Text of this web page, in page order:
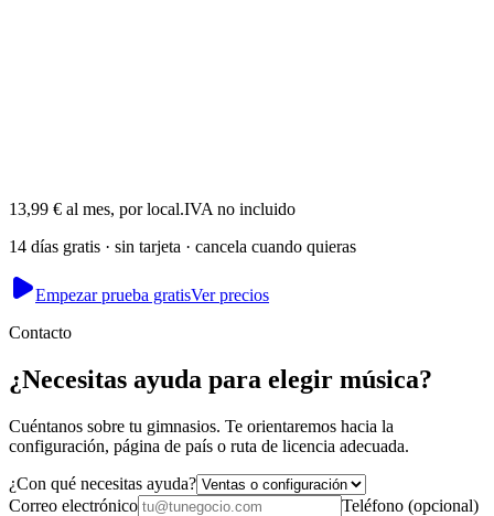
13,99 € al mes, por local.IVA no incluido
14 días gratis · sin tarjeta · cancela cuando quieras
Empezar prueba gratisVer precios
Contacto
¿Necesitas ayuda para elegir música?
Cuéntanos sobre tu gimnasios. Te orientaremos hacia la
configuración, página de país o ruta de licencia adecuada.
¿Con qué necesitas ayuda?
Correo electrónico
Teléfono (opcional)